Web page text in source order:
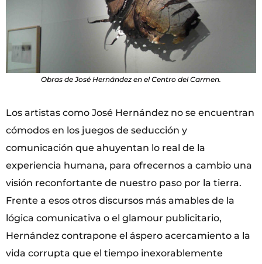
Obras de José Hernández en el Centro del Carmen.
Los artistas como José Hernández no se encuentran
cómodos en los juegos de seducción y
comunicación que ahuyentan lo real de la
experiencia humana, para ofrecernos a cambio una
visión reconfortante de nuestro paso por la tierra.
Frente a esos otros discursos más amables de la
lógica comunicativa o el glamour publicitario,
Hernández contrapone el áspero acercamiento a la
vida corrupta que el tiempo inexorablemente